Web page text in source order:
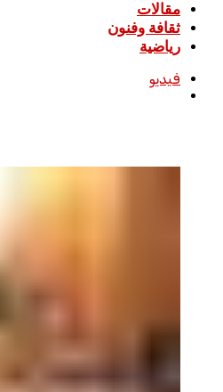
مقالات
ثقافة وفنون
رياضية
فيديو